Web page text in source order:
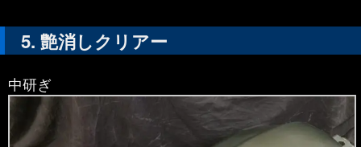
艶消しクリアー
中研ぎ